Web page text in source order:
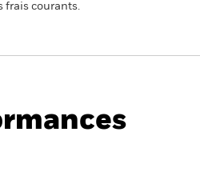
frais courants.